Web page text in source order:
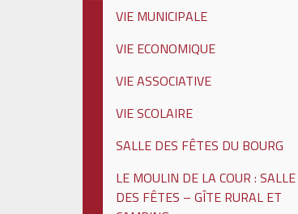
VIE MUNICIPALE
VIE ECONOMIQUE
VIE ASSOCIATIVE
VIE SCOLAIRE
SALLE DES FÊTES DU BOURG
LE MOULIN DE LA COUR : SALLE
DES FÊTES – GÎTE RURAL ET